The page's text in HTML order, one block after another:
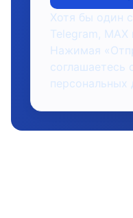
Хотя бы один
Telegram,
Нажимая
соглашаетесь
персональных